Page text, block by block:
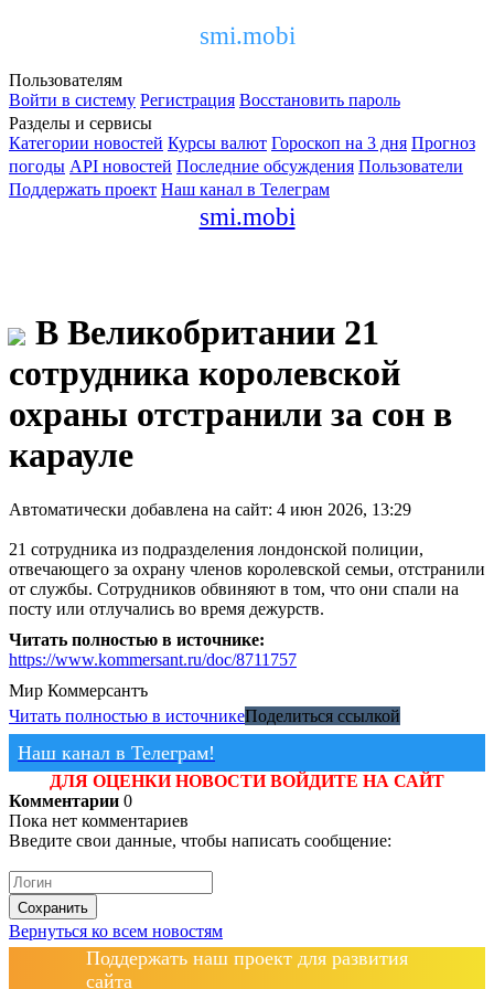
smi.mobi
Пользователям
Войти в систему Регистрация Восстановить пароль
Разделы и сервисы
Категории новостей Курсы валют Гороскоп на 3 дня Прогноз
погоды API новостей Последние обсуждения Пользователи
Поддержать проект Наш канал в Телеграм
smi.mobi
В Великобритании 21
сотрудника королевской
охраны отстранили за сон в
карауле
Автоматически добавлена на сайт: 4 июн 2026, 13:29
21 сотрудника из подразделения лондонской полиции,
отвечающего за охрану членов королевской семьи, отстранили
от службы. Сотрудников обвиняют в том, что они спали на
посту или отлучались во время дежурств.
Читать полностью в источнике:
https://www.kommersant.ru/doc/8711757
Мир Коммерсантъ
Читать полностью в источникеПоделиться ссылкой
Наш канал в Телеграм!
ДЛЯ ОЦЕНКИ НОВОСТИ ВОЙДИТЕ НА САЙТ
Комментарии 0
Пока нет комментариев
Введите свои данные, чтобы написать сообщение:
Сохранить
Вернуться ко всем новостям
Поддержать наш проект для развития
сайта